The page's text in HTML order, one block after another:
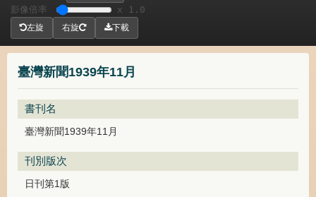
臺灣新聞1939年11月
書刊名
臺灣新聞1939年11月
刊別版次
日刊第1版
影像倍率
x 1.0
左旋 右旋 下載